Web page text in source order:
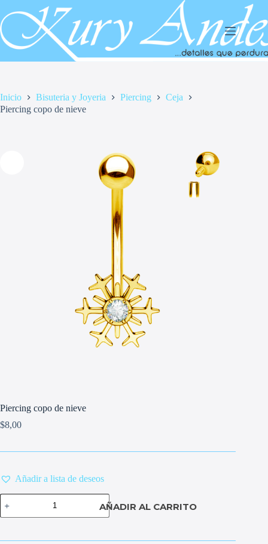
al
contenido
Inicio Bisuteria y Joyeria Piercing
Ceja
Piercing copo de nieve
Piercing copo de nieve
$8,00
Añadir a lista de deseos
Piercing
copo
de
cantidad
AÑADIR AL CARRITO